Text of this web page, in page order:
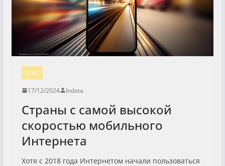
БЛОГ
17/12/2024 Indata
Страны с самой высокой
скоростью мобильного
Интернета
Хотя с 2018 года Интернетом начали пользоваться